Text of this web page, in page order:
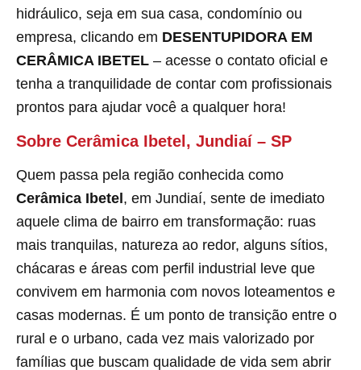
hidráulico, seja em sua casa, condomínio ou
empresa, clicando em DESENTUPIDORA EM
CERÂMICA IBETEL – acesse o contato oficial e
tenha a tranquilidade de contar com profissionais
prontos para ajudar você a qualquer hora!
Sobre Cerâmica Ibetel, Jundiaí – SP
Quem passa pela região conhecida como
Cerâmica Ibetel, em Jundiaí, sente de imediato
aquele clima de bairro em transformação: ruas
mais tranquilas, natureza ao redor, alguns sítios,
chácaras e áreas com perfil industrial leve que
convivem em harmonia com novos loteamentos e
casas modernas. É um ponto de transição entre o
rural e o urbano, cada vez mais valorizado por
famílias que buscam qualidade de vida sem abrir